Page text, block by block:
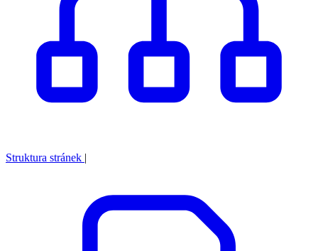
Struktura stránek